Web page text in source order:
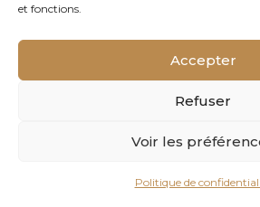
et fonctions.
Accepter
Refuser
Voir les
Politique de
RULLY